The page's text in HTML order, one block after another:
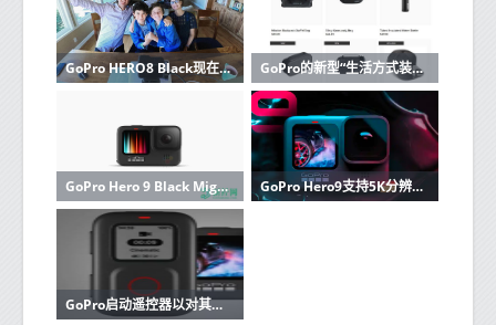
GoPro HERO8 Black现在也可以用作网络摄像头 GoPro的新型“生活方式装备”产品系列包括一个GoPro水壶和一个盖子
GoPro Hero 9 Black Might带有彩色前屏幕，5K拍摄 GoPro Hero9支持5K分辨率的视频录制功能
GoPro启动遥控器以对其进行远程控制